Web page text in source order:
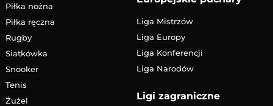
Piłka nożna
Piłka ręczna
Rugby
Siatkówka
Snooker
Tenis
Żużel
Liga Mistrzów
Liga Europy
Liga Konferencji
Liga Narodów
Ligi zagraniczne